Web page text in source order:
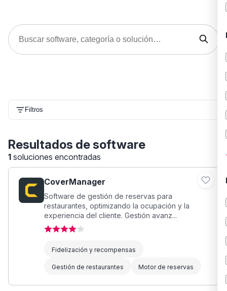
Filtros
Resultados de software
1 soluciones encontradas
CoverManager
Software de gestión de reservas para
restaurantes, optimizando la ocupación y la
experiencia del cliente. Gestión avanz...
Fidelización y recompensas
Gestión de restaurantes Motor de reservas